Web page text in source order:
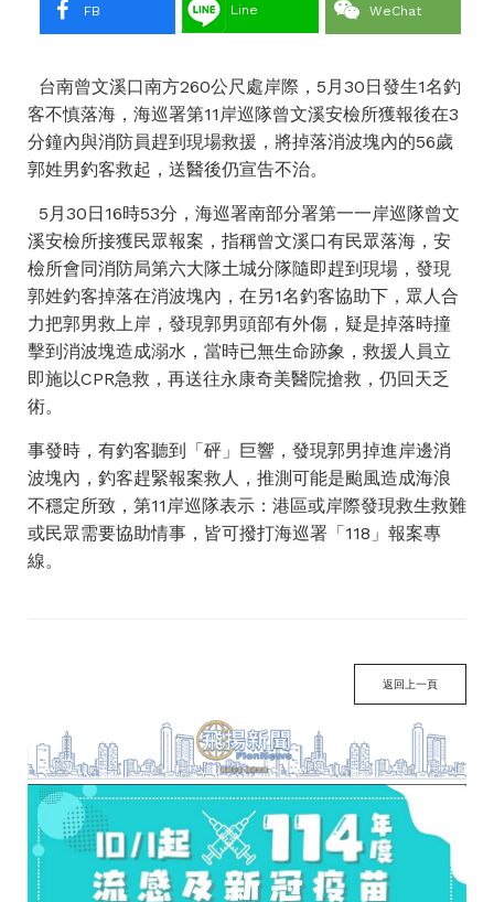
FB Line WeChat
台南曾文溪口南方260公尺處岸際，5月30日發生1名釣
客不慎落海，海巡署第11岸巡隊曾文溪安檢所獲報後在3
分鐘內與消防員趕到現場救援，將掉落消波塊內的56歲
郭姓男釣客救起，送醫後仍宣告不治。
5月30日16時53分，海巡署南部分署第一一岸巡隊曾文
溪安檢所接獲民眾報案，指稱曾文溪口有民眾落海，安
檢所會同消防局第六大隊土城分隊隨即趕到現場，發現
郭姓釣客掉落在消波塊內，在另1名釣客協助下，眾人合
力把郭男救上岸，發現郭男頭部有外傷，疑是掉落時撞
擊到消波塊造成溺水，當時已無生命跡象，救援人員立
即施以CPR急救，再送往永康奇美醫院搶救，仍回天乏
術。
事發時，有釣客聽到「砰」巨響，發現郭男掉進岸邊消
波塊內，釣客趕緊報案救人，推測可能是颱風造成海浪
不穩定所致，第11岸巡隊表示：港區或岸際發現救生救難
或民眾需要協助情事，皆可撥打海巡署「118」報案專
線。
返回上一頁